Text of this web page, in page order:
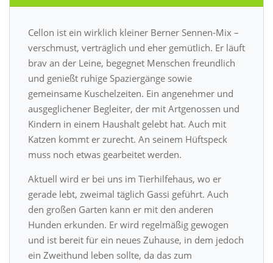
Cellon ist ein wirklich kleiner Berner Sennen-Mix –
verschmust, verträglich und eher gemütlich. Er läuft
brav an der Leine, begegnet Menschen freundlich
und genießt ruhige Spaziergänge sowie
gemeinsame Kuschelzeiten. Ein angenehmer und
ausgeglichener Begleiter, der mit Artgenossen und
Kindern in einem Haushalt gelebt hat. Auch mit
Katzen kommt er zurecht. An seinem Hüftspeck
muss noch etwas gearbeitet werden.
Aktuell wird er bei uns im Tierhilfehaus, wo er
gerade lebt, zweimal täglich Gassi geführt. Auch
den großen Garten kann er mit den anderen
Hunden erkunden. Er wird regelmäßig gewogen
und ist bereit für ein neues Zuhause, in dem jedoch
ein Zweithund leben sollte, da das zum